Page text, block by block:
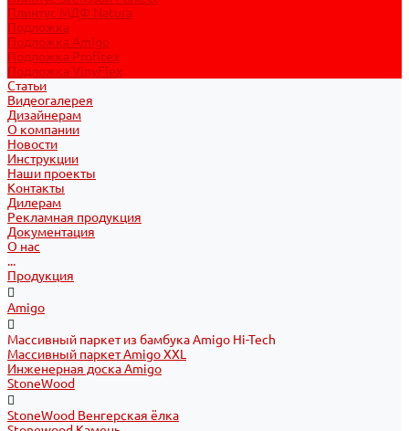
Плинтус МДФ Natura
Подложка
Подложка Amigo
Подложка Profitex
Подложка VinyFlex
Статьи
Видеогалерея
Дизайнерам
О компании
Новости
Инструкции
Наши проекты
Контакты
Дилерам
Рекламная продукция
Документация
О нас
...
Продукция
Amigo
Массивный паркет из бамбука Amigo Hi-Tech
Массивный паркет Amigo XXL
Инженерная доска Amigo
StoneWood
StoneWood Венгерская ёлка